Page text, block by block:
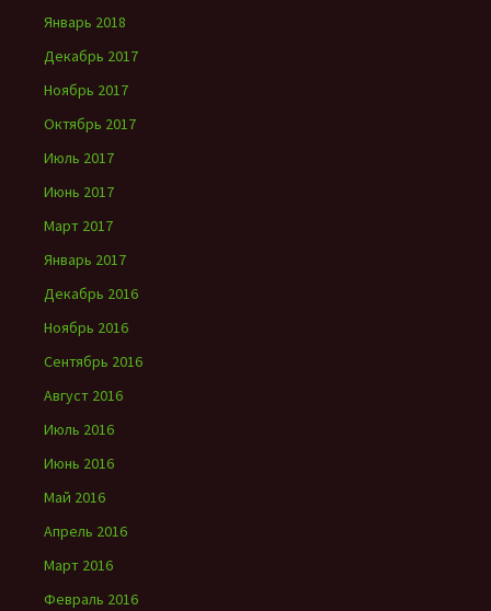
Январь 2018
Декабрь 2017
Ноябрь 2017
Октябрь 2017
Июль 2017
Июнь 2017
Март 2017
Январь 2017
Декабрь 2016
Ноябрь 2016
Сентябрь 2016
Август 2016
Июль 2016
Июнь 2016
Май 2016
Апрель 2016
Март 2016
Февраль 2016